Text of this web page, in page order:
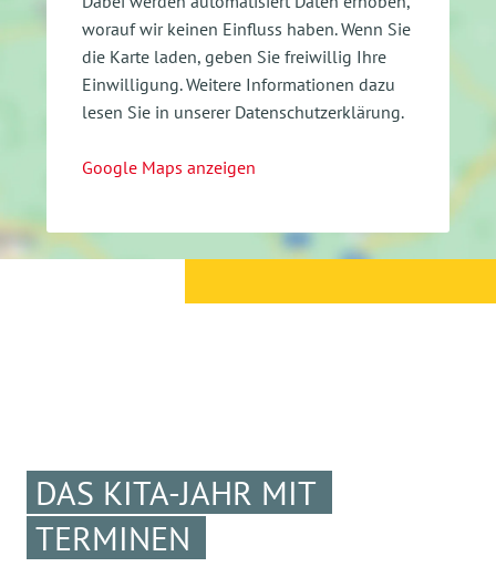
worauf wir keinen Einfluss haben. Wenn Sie
die Karte laden, geben Sie freiwillig Ihre
Einwilligung. Weitere Informationen dazu
lesen Sie in unserer Datenschutzerklärung.
Google Maps anzeigen
DAS KITA-JAHR MIT
TERMINEN